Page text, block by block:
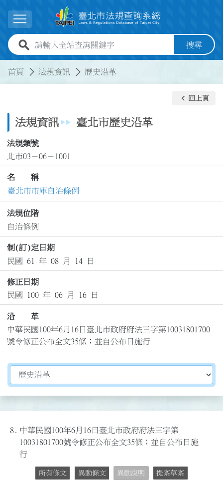
展開選單
全站查詢關鍵字欄位 搜尋
首頁 法規資訊 歷史沿革
法規資訊 臺北市歷史沿革
keyboard_arrow_left 回上頁
法規類號
北市03－06－1001
名 稱
臺北市市庫自治條例
法規位階
自治條例
制(訂)定日期
民國 61 年 08 月 14 日
修正日期
民國 100 年 06 月 16 日
沿 革
中華民國100年6月16日臺北市政府府法三字第10031801700
號令修正公布全文35條；並自公布日施行
切換選擇法規資訊內容
8.
中華民國100年6月16日臺北市政府府法三字第
10031801700號令修正公布全文35條；並自公布日施
行
所有條文 異動條文 異動說明 提案草案